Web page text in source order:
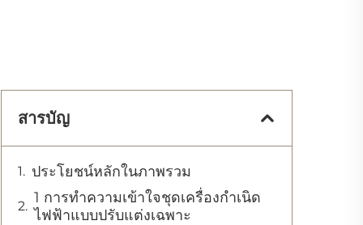
สารบัญ
ประโยชน์หลักในภาพรวม
1 การทำความเข้าใจชุดเครื่องกำเนิด
ไฟฟ้าแบบปรับแต่งเฉพาะ